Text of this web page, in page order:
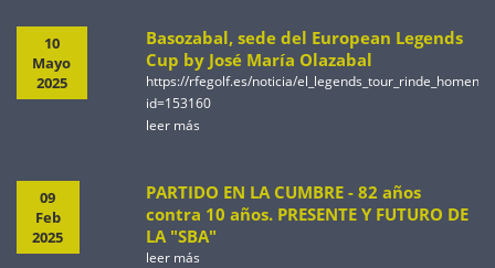
10
Mayo
2025
Basozabal, sede del European Legends
Cup by José María Olazabal
https://rfegolf.es/noticia/
id=153160
leer más
09
Feb
2025
PARTIDO EN LA CUMBRE - 82 años
contra 10 años. PRESENTE Y FUTURO DE
LA "SBA"
leer más